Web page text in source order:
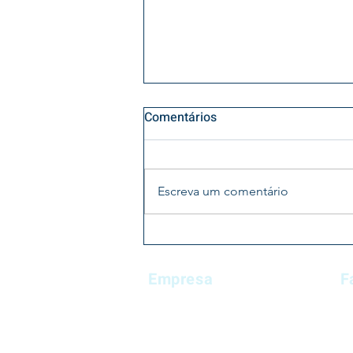
Na semana (de 15 a 18 de
Vigilância Sanitária (Anvisa)
Comentários
Escreva um comentário
Empresa